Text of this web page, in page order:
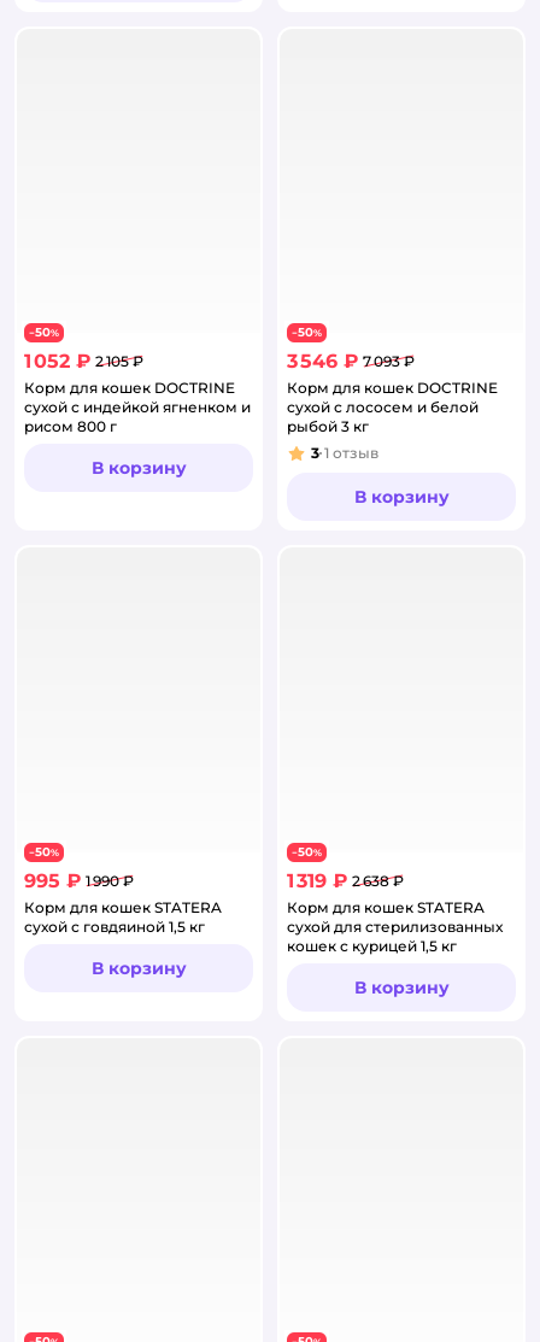
−50%
1 052 ₽ 2 105 ₽
Корм для кошек DOCTRINE
сухой с индейкой ягненком и
рисом 800 г
В корзину
−50%
3 546 ₽ 7 093 ₽
Корм для кошек DOCTRINE
сухой с лососем и белой
рыбой 3 кг
Рейтинг:
3 1 отзыв
В корзину
−50%
995 ₽ 1 990 ₽
Корм для кошек STATERA
сухой с говдяиной 1,5 кг
В корзину
−50%
1 319 ₽ 2 638 ₽
Корм для кошек STATERA
сухой для стерилизованных
кошек с курицей 1,5 кг
В корзину